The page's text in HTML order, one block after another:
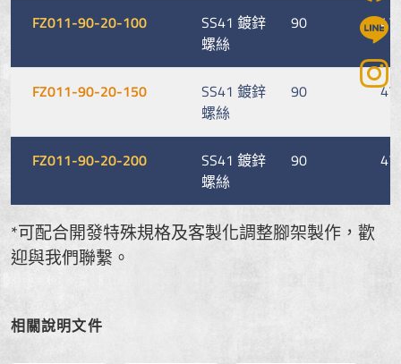
FZ011-90-20-100
SS41 鍍鋅
螺絲
90 47
FZ011-90-20-150
SS41 鍍鋅
螺絲
90 47
FZ011-90-20-200
SS41 鍍鋅
螺絲
90 47
*可配合開發特殊規格及客製化調整腳架製作，歡
迎與我們聯繫。
相關說明文件